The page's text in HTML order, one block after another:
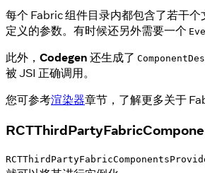
每个 Fabric 组件目录内都包含了若干个
定义的参数。有时候还另外需要一个
此外， Codegen 还生成了
被 JSI 正确调用。
您可参考渲染器章节，了解更多关于